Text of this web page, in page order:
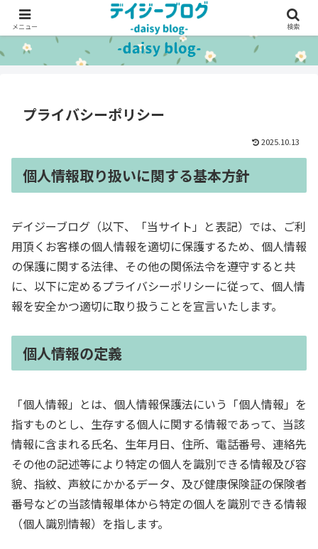
プライバシーポリシー
2025.10.13
個人情報取り扱いに関する基本方針
デイジーブログ（以下、「当サイト」と表記）では、ご利
用頂くお客様の個人情報を適切に保護するため、個人情報
の保護に関する法律、その他の関係法令を遵守すると共
に、以下に定めるプライバシーポリシーに従って、個人情
報を安全かつ適切に取り扱うことを宣言いたします。
個人情報の定義
「個人情報」とは、個人情報保護法にいう「個人情報」を
指すものとし、生存する個人に関する情報であって、当該
情報に含まれる氏名、生年月日、住所、電話番号、連絡先
その他の記述等により特定の個人を識別できる情報及び容
貌、指紋、声紋にかかるデータ、及び健康保険証の保険者
番号などの当該情報単体から特定の個人を識別できる情報
（個人識別情報）を指します。
メニュー 検索